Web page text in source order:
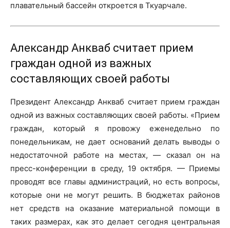
плавательный бассейн откроется в Ткуарчале.
Александр Анкваб считает прием
граждан одной из важных
составляющих своей работы
Президент Александр Анкваб считает прием граждан
одной из важных составляющих своей работы. «Прием
граждан, который я провожу еженедельно по
понедельникам, не дает оснований делать выводы о
недостаточной работе на местах, — сказал он на
пресс-конференции в среду, 19 октября. — Приемы
проводят все главы администраций, но есть вопросы,
которые они не могут решить. В бюджетах районов
нет средств на оказание материальной помощи в
таких размерах, как это делает сегодня центральная